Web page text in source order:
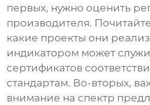
первых, нужно оценить
производителя.
какие проекты они
индикатором может
сертификатов
стандартам. Во-вторых,
внимание на спектр